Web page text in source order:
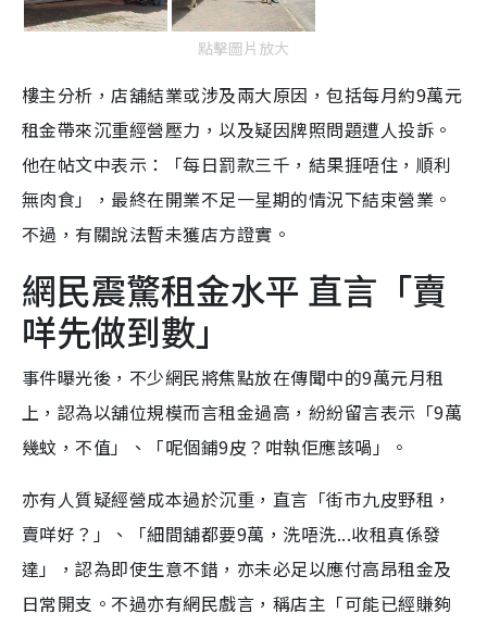
點擊圖片放大
樓主分析，店舖結業或涉及兩大原因，包括每月約9萬元
租金帶來沉重經營壓力，以及疑因牌照問題遭人投訴。
他在帖文中表示：「每日罰款三千，結果捱唔住，順利
無肉食」，最終在開業不足一星期的情況下結束營業。
不過，有關說法暫未獲店方證實。
網民震驚租金水平 直言「賣
咩先做到數」
事件曝光後，不少網民將焦點放在傳聞中的9萬元月租
上，認為以舖位規模而言租金過高，紛紛留言表示「9萬
幾蚊，不值」、「呢個鋪9皮？咁執佢應該喎」。
亦有人質疑經營成本過於沉重，直言「街市九皮野租，
賣咩好？」、「細間舖都要9萬，洗唔洗...收租真係發
達」，認為即使生意不錯，亦未必足以應付高昂租金及
日常開支。不過亦有網民戲言，稱店主「可能已經賺夠